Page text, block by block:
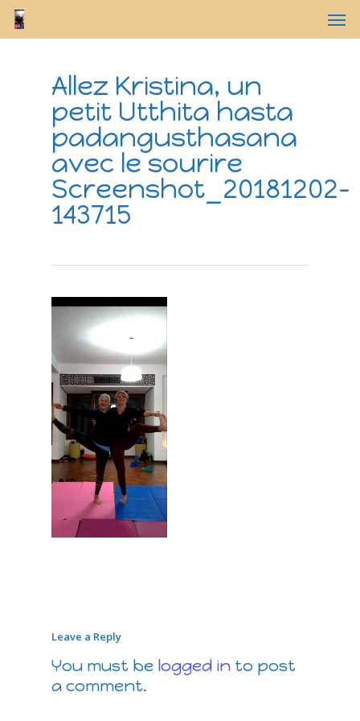
Allez Kristina, un
petit Utthita hasta
padangusthasana
avec le sourire
Screenshot_20181202-
143715
Leave a Reply
You must be logged in to post
a comment.